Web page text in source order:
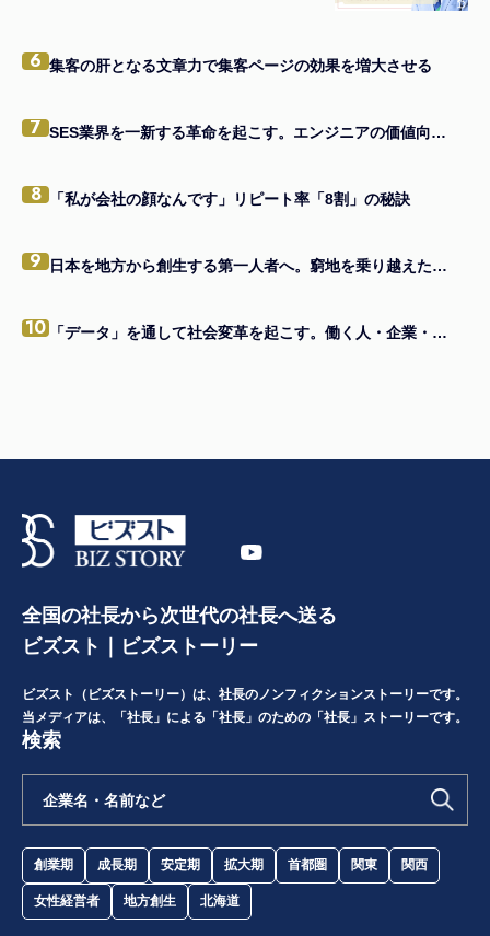
6 集客の肝となる文章力で集客ページの効果を増大させる
7 SES業界を一新する革命を起こす。エンジニアの価値向上を掲げる、エンジニアファースト企業。
8 「私が会社の顔なんです」リピート率「8割」の秘訣
9 日本を地方から創生する第一人者へ。窮地を乗り越えたメンバーと共に。
10 「データ」を通して社会変革を起こす。働く人・企業・社内全員をハッピーに。
全国の社長から次世代の社長へ送る
ビズスト｜ビズストーリー
ビズスト（ビズストーリー）は、社長のノンフィクションストーリーです。
当メディアは、「社長」による「社長」のための「社長」ストーリーです。
検索
創業期 成長期 安定期 拡大期 首都圏 関東 関西
女性経営者 地方創生 北海道